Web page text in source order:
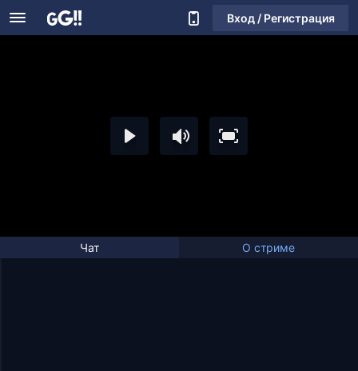
Вход / Регистрация
Чат О стриме